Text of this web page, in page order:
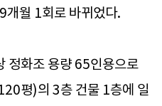
개월 1회로 바뀌었다.
정화조 용량 65인용으로
평)의 3층 건물 1층에 일